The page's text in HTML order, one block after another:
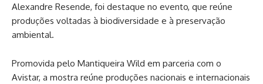
Alexandre Resende, foi destaque no evento, que reúne
produções voltadas à biodiversidade e à preservação
ambiental.
Promovida pelo Mantiqueira Wild em parceria com o
Avistar, a mostra reúne produções nacionais e internacionais